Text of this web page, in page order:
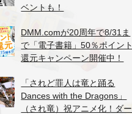
ベントも！
DMM.comが20周年で8/31ま
で「電子書籍」50％ポイント
還元キャンペーン開催中！
「されど罪人は竜と踊る
Dances with the Dragons」
（され竜）祝アニメ化！ダー